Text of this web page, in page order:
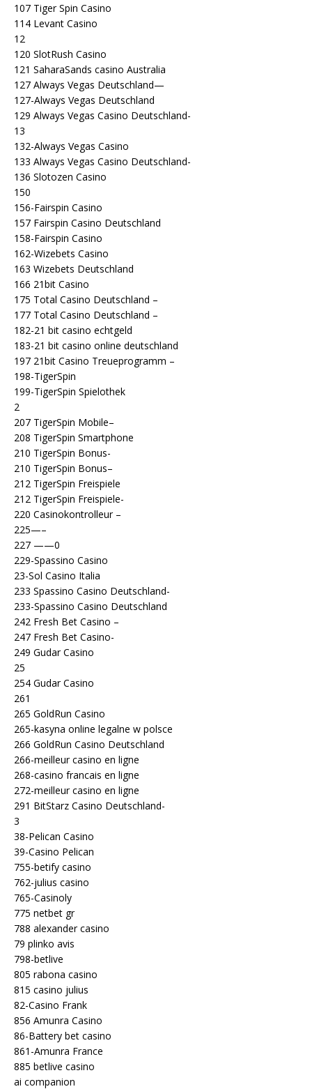
107 Tiger Spin Casino
114 Levant Casino
12
120 SlotRush Casino
121 SaharaSands casino Australia
127 Always Vegas Deutschland—
127-Always Vegas Deutschland
129 Always Vegas Casino Deutschland-
13
132-Always Vegas Casino
133 Always Vegas Casino Deutschland-
136 Slotozen Casino
150
156-Fairspin Casino
157 Fairspin Casino Deutschland
158-Fairspin Casino
162-Wizebets Casino
163 Wizebets Deutschland
166 21bit Casino
175 Total Casino Deutschland –
177 Total Casino Deutschland –
182-21 bit casino echtgeld
183-21 bit casino online deutschland
197 21bit Casino Treueprogramm –
198-TigerSpin
199-TigerSpin Spielothek
2
207 TigerSpin Mobile–
208 TigerSpin Smartphone
210 TigerSpin Bonus-
210 TigerSpin Bonus–
212 TigerSpin Freispiele
212 TigerSpin Freispiele-
220 Casinokontrolleur –
225—–
227 ——0
229-Spassino Casino
23-Sol Casino Italia
233 Spassino Casino Deutschland-
233-Spassino Casino Deutschland
242 Fresh Bet Casino –
247 Fresh Bet Casino-
249 Gudar Casino
25
254 Gudar Casino
261
265 GoldRun Casino
265-kasyna online legalne w polsce
266 GoldRun Casino Deutschland
266-meilleur casino en ligne
268-casino francais en ligne
272-meilleur casino en ligne
291 BitStarz Casino Deutschland-
3
38-Pelican Casino
39-Casino Pelican
755-betify casino
762-julius casino
765-Casinoly
775 netbet gr
788 alexander casino
79 plinko avis
798-betlive
805 rabona casino
815 casino julius
82-Casino Frank
856 Amunra Casino
86-Battery bet casino
861-Amunra France
885 betlive casino
ai companion